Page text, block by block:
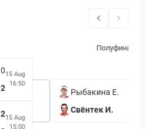
0
2
15 Aug
16:50
215 Aug
15:00
Полуфинал
Рыбакина Е.
Свёнтек И.